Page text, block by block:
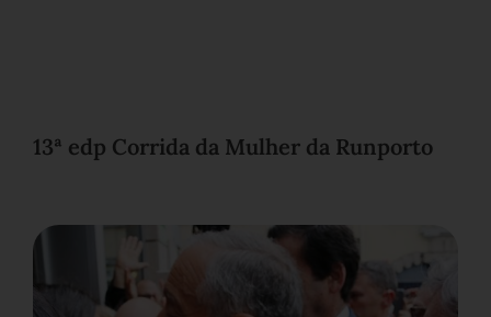
13ª edp Corrida da Mulher da Runporto